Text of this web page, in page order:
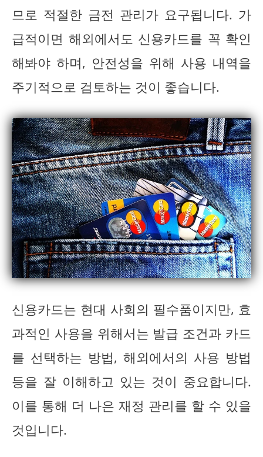
므로 적절한 금전 관리가 요구됩니다. 가
급적이면 해외에서도 신용카드를 꼭 확인
해봐야 하며, 안전성을 위해 사용 내역을
주기적으로 검토하는 것이 좋습니다.
신용카드는 현대 사회의 필수품이지만, 효
과적인 사용을 위해서는 발급 조건과 카드
를 선택하는 방법, 해외에서의 사용 방법
등을 잘 이해하고 있는 것이 중요합니다.
이를 통해 더 나은 재정 관리를 할 수 있을
것입니다.